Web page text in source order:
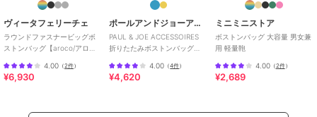
ライフスタイル
トドア/キャンプ・レジャー /
ビジネス/カジュアル/
セレモ
ニー・入学式・卒業式 /
ポケット
5箇所以上 / 軽量 700ｇ以下 /2W
AY以上
ヴィータフェリーチェ
ラウンドファスナービッグボ
ストンバッグ【aroco/アロ
4.00 （2件）
¥6,930
ポールアンドジョーアクセソワ
PAUL & JOE ACCESSOIRES
折りたたみボストンバッグ
4.00 （4件）
¥4,620
ミニミニストア
ボストンバッグ 大容量 男女兼
用 軽量鞄
4.00（2件）
¥2,689